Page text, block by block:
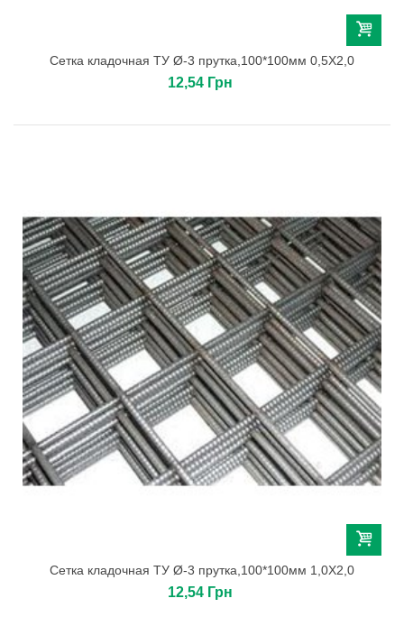
Сетка кладочная ТУ Ø-3 прутка,100*100мм 0,5Х2,0
12,54 Грн
Сетка кладочная ТУ Ø-3 прутка,100*100мм 1,0Х2,0
12,54 Грн